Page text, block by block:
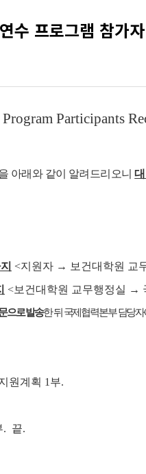
수 프로그램 참가
Participants
아래와 같이 알려드리오니
<지원자 → 보건대학원 교
<보건대학원 교무행정실 →
으로 발송한 뒤 국제협력본부 담당자
원계획 1 부.
. 끝.